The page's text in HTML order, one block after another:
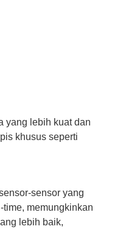
yang lebih kuat dan
khusus seperti
sensor yang
memungkinkan
lebih baik,